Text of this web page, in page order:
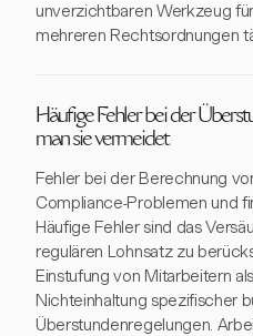
unverzichtbaren Werkzeug
mehreren Rechtsordnungen
Häufige Fehler bei der
man sie vermeidet
Fehler bei der Berechnung
Compliance-Problemen und
Häufige Fehler sind das
regulären Lohnsatz zu
Einstufung von Mitarbeitern
Nichteinhaltung spezifischer
Überstundenregelungen.